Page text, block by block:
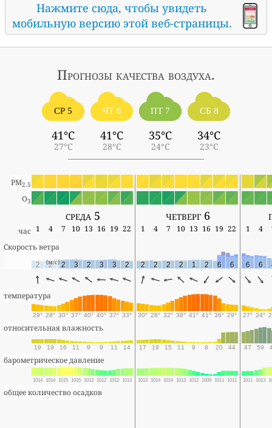
Нажмите сюда, чтобы увидеть
мобильную версию этой веб-страницы.
Прогнозы качества воздуха.
СР 5
41°C
27°C
ЧТ 6
41°C
28°C
ПТ 7
35°C
24°C
СБ 8
34°C
23°C
PM2.5
O3
среда 5 четверг 6
час 1 4 7 10 13 16 19 22 1 4 7 10 13 16 19 22 1 4
Скорость ветра
(м/с)
2 2 2 3 2 3 3 2 2 2 2 2 1 2 6 6 6 6
температура
29° 28° 30° 37° 40° 40° 37° 33° 30° 28° 32° 38° 41° 41° 36° 29° 27° 24°
относительная влажность
19 19 16 11 9 9 11 14 17 19 15 11 9 8 20 44 47 59
барометрическое давление
1014 1014 1015 1015 1013 1012 1012 1013 1013 1014 1014 1013 1012 1009 1011 1011 1011 1013
общее количество осадков